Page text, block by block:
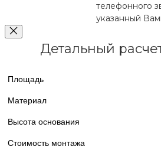
телефонного
указанный
Детальный
Площадь
Материал
Высота основания
Стоимость монтажа